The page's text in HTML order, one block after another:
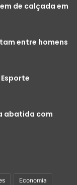
de calçada em
entre homens
abatida com
Economia